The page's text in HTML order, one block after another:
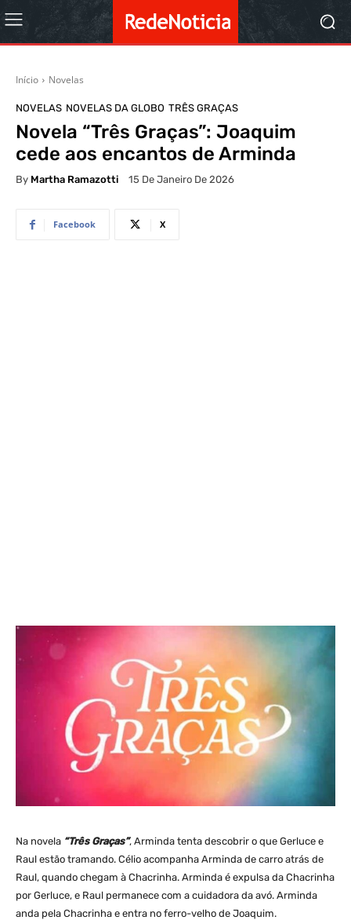
Início Novelas
NOVELAS NOVELAS DA GLOBO TRÊS GRAÇAS
Novela “Três Graças”: Joaquim
cede aos encantos de Arminda
By Martha Ramazotti 15 De Janeiro De 2026
Facebook X
Na novela “Três Graças”, Arminda tenta descobrir o que Gerluce e
Raul estão tramando. Célio acompanha Arminda de carro atrás de
Raul, quando chegam à Chacrinha. Arminda é expulsa da Chacrinha
por Gerluce, e Raul permanece com a cuidadora da avó. Arminda
anda pela Chacrinha e entra no ferro-velho de Joaquim.